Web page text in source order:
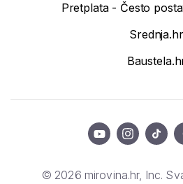
Pretplata - Često
Srednja.hr
© 2026 mirovina.hr, Inc.